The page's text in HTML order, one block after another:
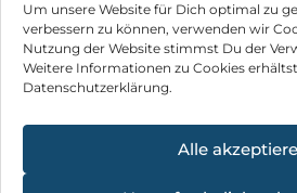
Um unsere Website für Dich optimal zu
verbessern zu können, verwenden wir
Nutzung der Website stimmst Du der
Weitere Informationen zu Cookies
Datenschutzerklärung.
Alle
Impressum